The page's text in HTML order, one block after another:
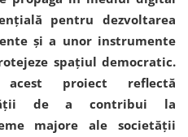
pentru dezvoltarea
și a unor instrumente
spațiul democratic.
proiect reflectă
de a contribui la
majore ale societății